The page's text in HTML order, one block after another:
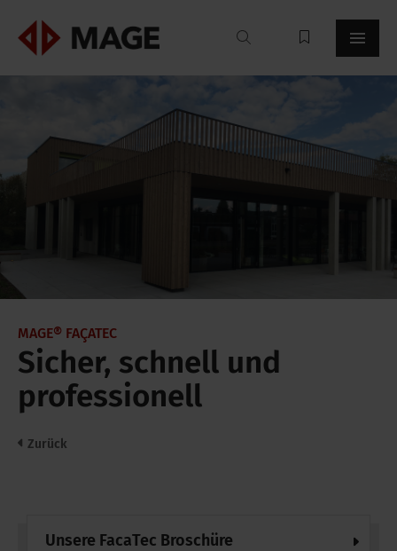
Mageroof
MAGE® FAÇATEC
Sicher, schnell und
professionell
Zurück
Unsere FacaTec Broschüre